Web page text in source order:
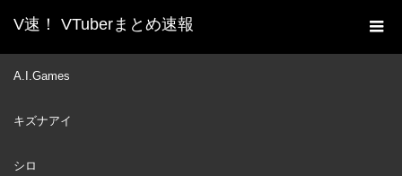
V速！ VTuberまとめ速報
A.I.Games
キズナアイ
シロ
ホーム
新着動画一覧
#itsMEIanniversary
AUG